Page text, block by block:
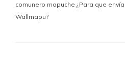
comunero mapuche ¿Para que
Wallmapu?